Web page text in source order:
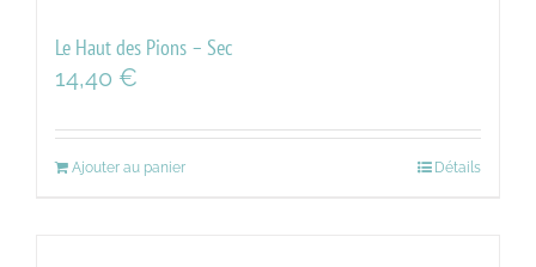
Le Haut des Pions – Sec
14,40 €
Ajouter au panier Détails